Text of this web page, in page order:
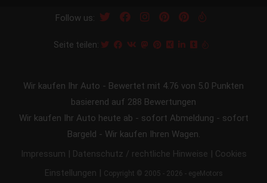
Follow us:
Seite teilen:
Wir kaufen Ihr Auto - Bewertet mit 4.76 von 5.0 Punkten
basierend auf 288 Bewertungen
Wir kaufen Ihr Auto heute ab - sofort Abmeldung - sofort
Bargeld - Wir kaufen Ihren Wagen.
Impressum | Datenschutz / rechtliche Hinweise | Cookies
Einstellungen | Copyright © 2005 - 2026 - egeMotors